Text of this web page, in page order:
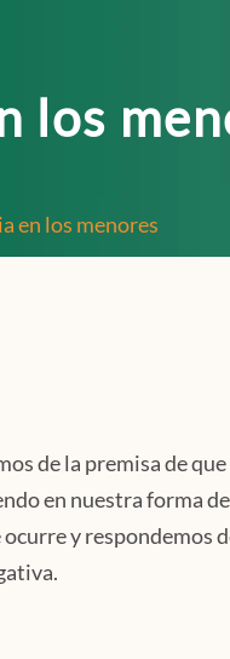
los
en los menores
de la premisa de
en nuestra forma
ocurre y respondemos